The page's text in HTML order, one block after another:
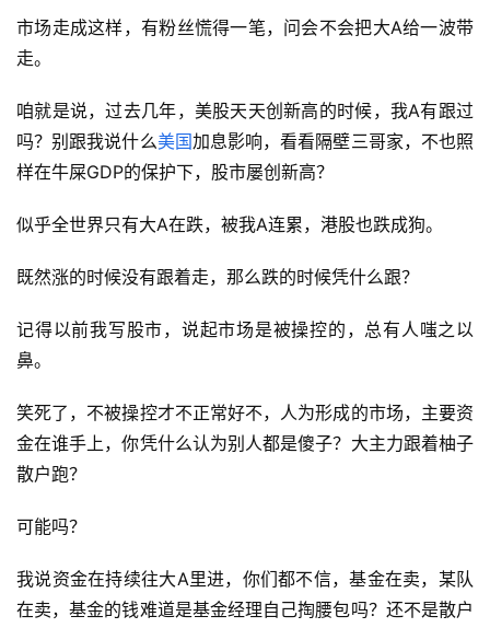
市场走成这样，有粉丝慌得一笔，问会不会把大A给一波带
走。
咱就是说，过去几年，美股天天创新高的时候，我A有跟过
吗？别跟我说什么美国加息影响，看看隔壁三哥家，不也照
样在牛屎GDP的保护下，股市屡创新高？
似乎全世界只有大A在跌，被我A连累，港股也跌成狗。
既然涨的时候没有跟着走，那么跌的时候凭什么跟？
记得以前我写股市，说起市场是被操控的，总有人嗤之以
鼻。
笑死了，不被操控才不正常好不，人为形成的市场，主要资
金在谁手上，你凭什么认为别人都是傻子？大主力跟着柚子
散户跑？
可能吗？
我说资金在持续往大A里进，你们都不信，基金在卖，某队
在卖，基金的钱难道是基金经理自己掏腰包吗？还不是散户